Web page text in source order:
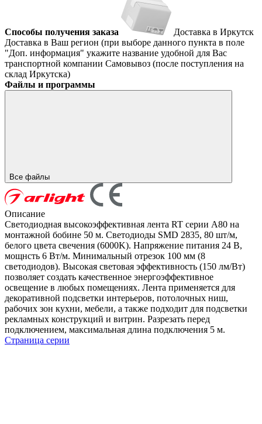
Способы получения заказа
Доставка в Иркутск
Доставка в Ваш регион (при выборе данного пункта в поле
"Доп. информация" укажите название удобной для Вас
транспортной компании Самовывоз (после поступления на
склад Иркутска)
Файлы и программы
Все файлы
Описание
Светодиодная высокоэффективная лента RT серии A80 на
монтажной бобине 50 м. Светодиоды SMD 2835, 80 шт/м,
белого цвета свечения (6000K). Напряжение питания 24 В,
мощнсть 6 Вт/м. Минимальный отрезок 100 мм (8
светодиодов). Высокая световая эффективность (150 лм/Вт)
позволяет создать качественное энергоэффективное
освещение в любых помещениях. Лента применяется для
декоративной подсветки интерьеров, потолочных ниш,
рабочих зон кухни, мебели, а также подходит для подсветки
рекламных конструкций и витрин. Разрезать перед
подключением, максимальная длина подключения 5 м.
Страница серии